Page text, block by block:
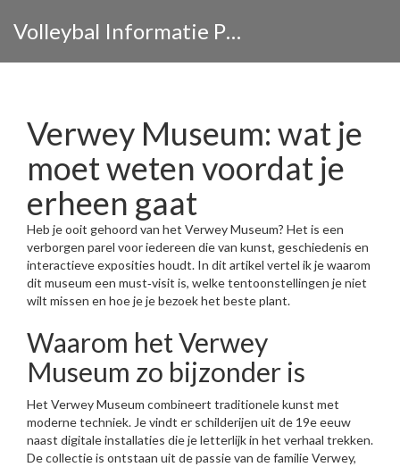
Volleybal Informatie Portaal
Verwey Museum: wat je
moet weten voordat je
erheen gaat
Heb je ooit gehoord van het Verwey Museum? Het is een
verborgen parel voor iedereen die van kunst, geschiedenis en
interactieve exposities houdt. In dit artikel vertel ik je waarom
dit museum een must‑visit is, welke tentoonstellingen je niet
wilt missen en hoe je je bezoek het beste plant.
Waarom het Verwey
Museum zo bijzonder is
Het Verwey Museum combineert traditionele kunst met
moderne techniek. Je vindt er schilderijen uit de 19e eeuw
naast digitale installaties die je letterlijk in het verhaal trekken.
De collectie is ontstaan uit de passie van de familie Verwey,